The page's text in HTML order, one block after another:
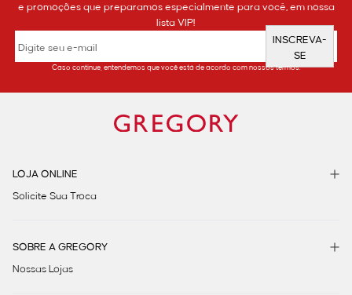
e promoções que preparamos especialmente para você, em nossa
lista VIP!
INSCREVA-
SE
Caso continue, entendemos que você está de acordo com nossos termos.
LOJA ONLINE
Solicite Sua Troca
SOBRE A GREGORY
Nossas Lojas